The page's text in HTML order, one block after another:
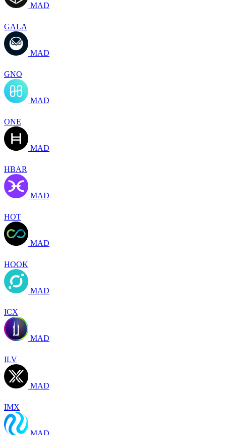
MAD
GALA
MAD
GNO
MAD
ONE
MAD
HBAR
MAD
HOT
MAD
HOOK
MAD
ICX
MAD
ILV
MAD
IMX
MAD